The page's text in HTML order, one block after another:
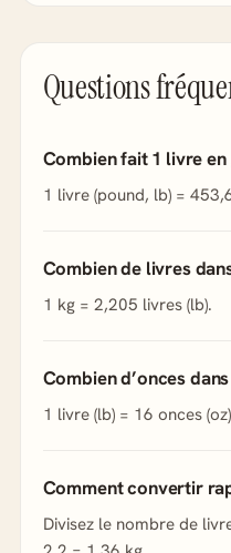
Questions
Combien fait 1 livre en
1 livre (pound, lb) =
Combien de livres
1 kg = 2,205 livres (lb).
Combien d’onces
1 livre (lb) = 16 onces
Comment convertir
Divisez le nombre de